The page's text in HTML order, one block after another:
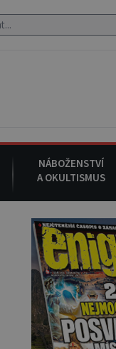
NÁBOŽENSTVÍ
A OKULTISMUS